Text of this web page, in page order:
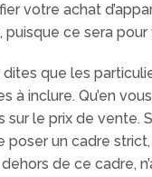
votre achat
ce sera
dites que les
à inclure. Qu’en
le prix de vente.
un cadre
de ce cadre,